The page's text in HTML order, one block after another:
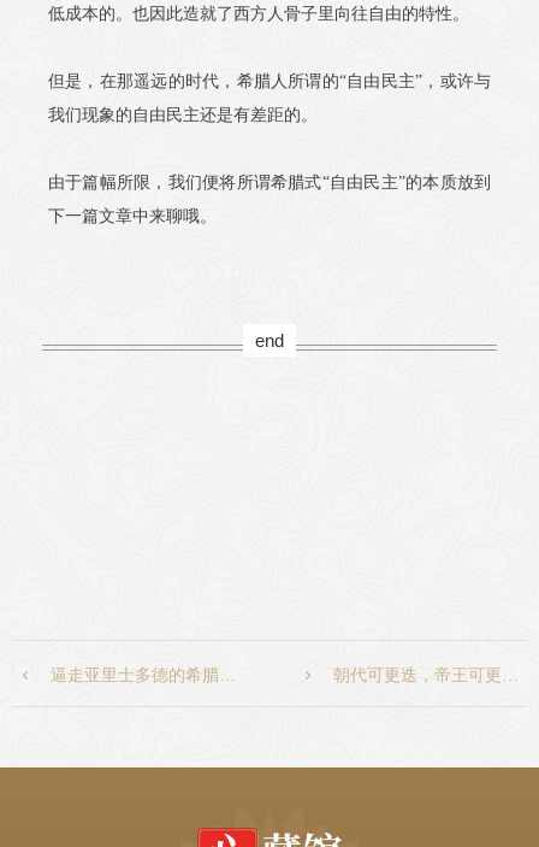
低成本的。也因此造就了西方人骨子里向往自由的特性。
但是，在那遥远的时代，希腊人所谓的“自由民主”，或许与
我们现象的自由民主还是有差距的。
由于篇幅所限，我们便将所谓希腊式“自由民主”的本质放到
下一篇文章中来聊哦。
end
 